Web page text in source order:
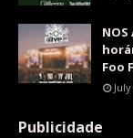
Foo
Publicidade